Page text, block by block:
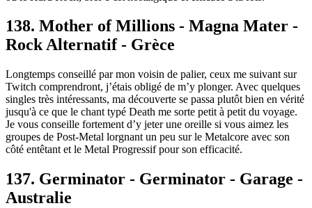
138. Mother of Millions - Magna Mater -
Rock Alternatif - Grèce
Longtemps conseillé par mon voisin de palier, ceux me suivant sur
Twitch comprendront, j’étais obligé de m’y plonger. Avec quelques
singles très intéressants, ma découverte se passa plutôt bien en vérité
jusqu'à ce que le chant typé Death me sorte petit à petit du voyage.
Je vous conseille fortement d’y jeter une oreille si vous aimez les
groupes de Post-Metal lorgnant un peu sur le Metalcore avec son
côté entêtant et le Metal Progressif pour son efficacité.
137. Germinator - Germinator - Garage -
Australie